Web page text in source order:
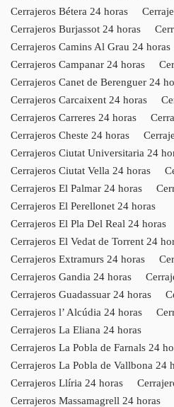
Cerrajeros Bétera 24 horas
Cerrajeros Burjassot 24 horas
Cerrajeros Camins Al Grau 24 horas
Cerrajeros Campanar 24 horas
Cerrajeros Canet de Berenguer 24
Cerrajeros Carcaixent 24 horas
Cerrajeros Carreres 24 horas
Cerrajeros Cheste 24 horas
Cerrajeros Ciutat Universitaria 24
Cerrajeros Ciutat Vella 24 horas
Cerrajeros El Palmar 24 horas
Cerrajeros El Perellonet 24 horas
Cerrajeros El Pla Del Real 24 horas
Cerrajeros El Vedat de Torrent 24
Cerrajeros Extramurs 24 horas
Cerrajeros Gandia 24 horas
Cerrajeros Guadassuar 24 horas
Cerrajeros l’ Alcúdia 24 horas
Cerrajeros La Eliana 24 horas
Cerrajeros La Pobla de Farnals 24
Cerrajeros La Pobla de Vallbona 24
Cerrajeros Llíria 24 horas
Cerrajeros Massamagrell 24 horas